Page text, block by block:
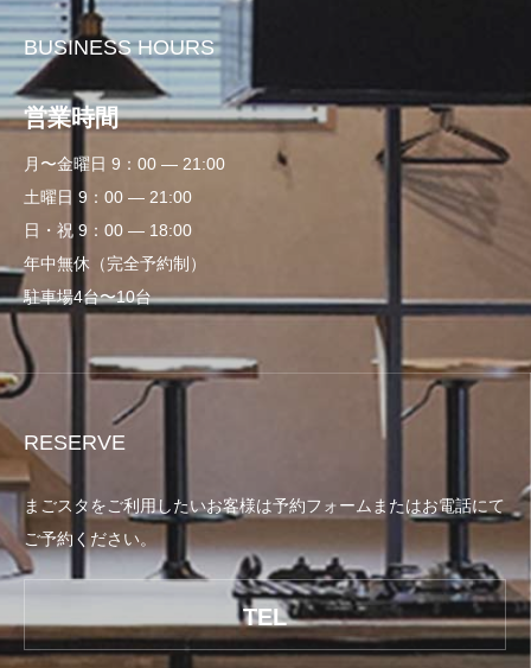
BUSINESS HOURS
営業時間
月〜金曜日 9：00 — 21:00
土曜日 9：00 — 21:00
日・祝 9：00 — 18:00
年中無休（完全予約制）
駐車場4台〜10台
RESERVE
まごスタをご利用したいお客様は予約フォームまたはお電話にて
ご予約ください。
TEL